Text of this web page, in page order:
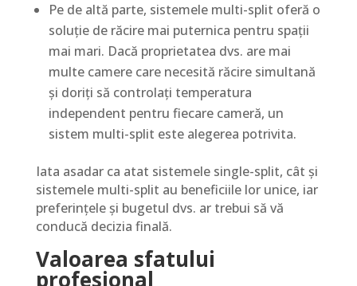
Pe de altă parte, sistemele multi-split oferă o
soluție de răcire mai puternica pentru spații
mai mari. Dacă proprietatea dvs. are mai
multe camere care necesită răcire simultană
și doriți să controlați temperatura
independent pentru fiecare cameră, un
sistem multi-split este alegerea potrivita.
Iata asadar ca atat sistemele single-split, cât și
sistemele multi-split au beneficiile lor unice, iar
preferințele și bugetul dvs. ar trebui să vă
conducă decizia finală.
Valoarea sfatului
profesional